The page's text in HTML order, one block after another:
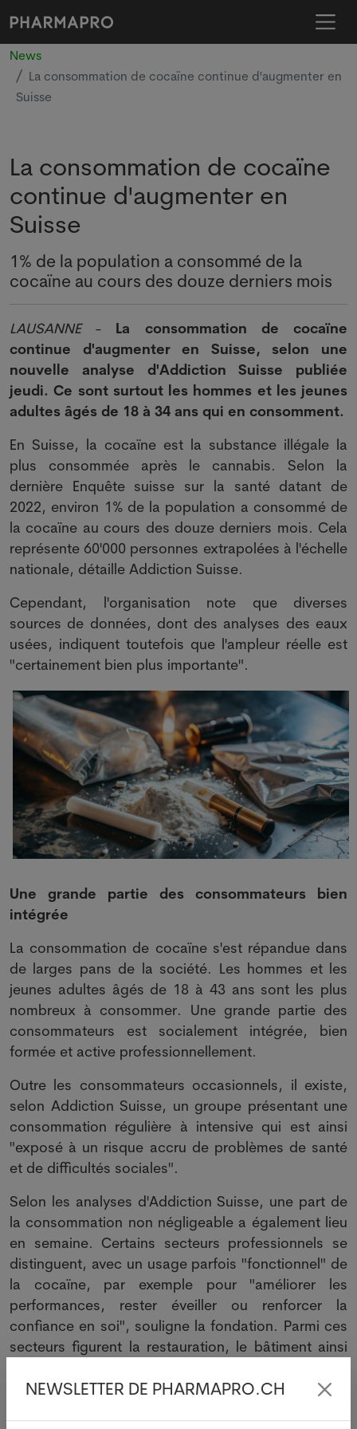
News
La consommation de cocaïne continue d'augmenter en
Suisse
La consommation de cocaïne
continue d'augmenter en
Suisse
1% de la population a consommé de la
cocaïne au cours des douze derniers mois
LAUSANNE- La consommation de cocaïne
continue d'augmenter en Suisse, selon une
nouvelle analyse d'Addiction Suisse publiée
jeudi. Ce sont surtout les hommes et les jeunes
adultes âgés de 18 à 34 ans qui en consomment.
En Suisse, la cocaïne est la substance illégale la
plus consommée après le cannabis. Selon la
dernière Enquête suisse sur la santé datant de
2022, environ 1% de la population a consommé de
la cocaïne au cours des douze derniers mois. Cela
représente 60'000 personnes extrapolées à l'échelle
nationale, détaille Addiction Suisse.
Cependant, l'organisation note que diverses
sources de données, dont des analyses des eaux
usées, indiquent toutefois que l'ampleur réelle est
"certainement bien plus importante".
Une grande partie des consommateurs bien
intégrée
La consommation de cocaïne s'est répandue dans
de larges pans de la société. Les hommes et les
jeunes adultes âgés de 18 à 43 ans sont les plus
nombreux à consommer. Une grande partie des
consommateurs est socialement intégrée, bien
formée et active professionnellement.
Outre les consommateurs occasionnels, il existe,
selon Addiction Suisse, un groupe présentant une
consommation régulière à intensive qui est ainsi
"exposé à un risque accru de problèmes de santé
et de difficultés sociales".
Selon les analyses d'Addiction Suisse, une part de
la consommation non négligeable a également lieu
en semaine. Certains secteurs professionnels se
distinguent, avec un usage parfois "fonctionnel" de
la cocaïne, par exemple pour "améliorer les
performances, rester éveiller ou renforcer la
confiance en soi", souligne la fondation. Parmi ces
secteurs figurent la restauration, le bâtiment ainsi
forte pression de performance, des horaires longs
NEWSLETTER DE PHARMAPRO.CH